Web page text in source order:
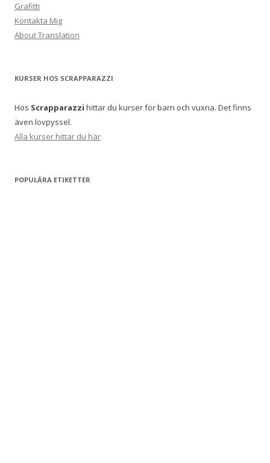
Grafitti
Kontakta Mig
About Translation
KURSER HOS SCRAPPARAZZI
Hos Scrapparazzi hittar du kurser för barn och vuxna. Det finns
även lovpyssel.
Alla kurser hittar du här
POPULÄRA ETIKETTER